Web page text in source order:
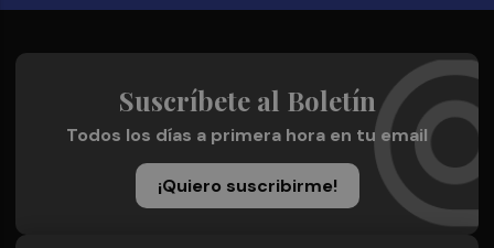
Suscríbete al Boletín
Todos los días a primera hora en tu email
¡Quiero suscribirme!